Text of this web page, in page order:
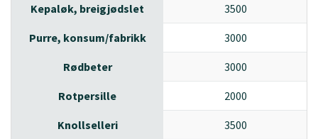
Kepaløk, breigjødslet 3500
Purre, konsum/fabrikk 3000
Rødbeter 3000
Rotpersille 2000
Knollselleri 3500